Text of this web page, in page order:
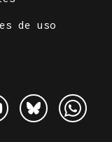
de uso